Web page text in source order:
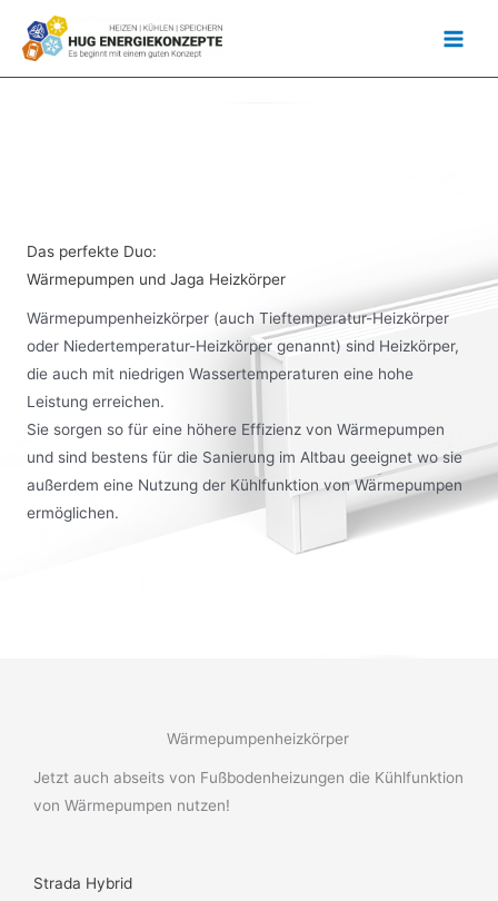
Inhalt
Das perfekte Duo:
Wärmepumpen und Jaga Heizkörper
Wärmepumpenheizkörper (auch Tieftemperatur-Heizkörper
oder Niedertemperatur-Heizkörper genannt) sind Heizkörper,
die auch mit niedrigen Wassertemperaturen eine hohe
Leistung erreichen.
Sie sorgen so für eine höhere Effizienz von Wärmepumpen
und sind bestens für die Sanierung im Altbau geeignet wo sie
außerdem eine Nutzung der Kühlfunktion von Wärmepumpen
ermöglichen.
Wärmepumpenheizkörper
Jetzt auch abseits von Fußbodenheizungen die Kühlfunktion
von Wärmepumpen nutzen!
Strada Hybrid